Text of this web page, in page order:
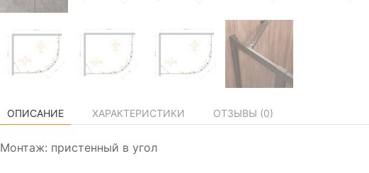
ОПИСАНИЕ ХАРАКТЕРИСТИКИ ОТЗЫВЫ (0)
Монтаж: пристенный в угол